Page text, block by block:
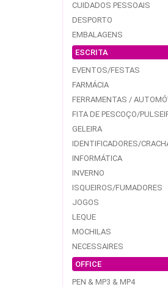
CUIDADOS PESSOAIS
DESPORTO
EMBALAGENS
ESCRITA
EVENTOS/FESTAS
FARMÁCIA
FERRAMENTAS /
FITA DE PESCOÇO/
GELEIRA
IDENTIFICADORES/
INFORMÁTICA
INVERNO
ISQUEIROS/FUMADORES
JOGOS
LEQUE
MOCHILAS
NECESSAIRES
OFFICE
PEN & MP3 & MP4